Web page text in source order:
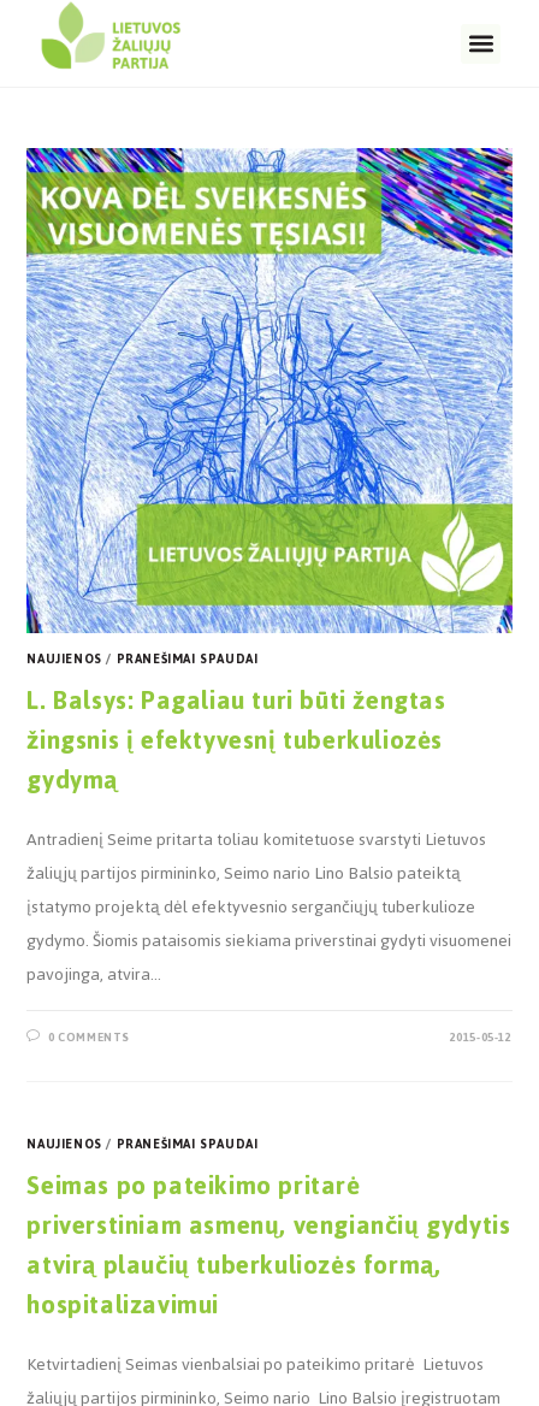
NAUJIENOS/ PRANEŠIMAI SPAUDAI
L. Balsys: Pagaliau turi būti žengtas
žingsnis į efektyvesnį tuberkuliozės
gydymą
Antradienį Seime pritarta toliau komitetuose svarstyti Lietuvos
žaliųjų partijos pirmininko, Seimo nario Lino Balsio pateiktą
įstatymo projektą dėl efektyvesnio sergančiųjų tuberkulioze
gydymo. Šiomis pataisomis siekiama priverstinai gydyti visuomenei
pavojinga, atvira…
0 COMMENTS 2015-05-12
NAUJIENOS/ PRANEŠIMAI SPAUDAI
Seimas po pateikimo pritarė
priverstiniam asmenų, vengiančių gydytis
atvirą plaučių tuberkuliozės formą,
hospitalizavimui
Ketvirtadienį Seimas vienbalsiai po pateikimo pritarė Lietuvos
žaliųjų partijos pirmininko, Seimo nario Lino Balsio įregistruotam